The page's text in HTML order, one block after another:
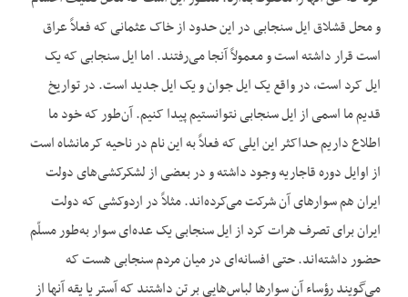
و محل قشلاق ایل سنجابی در این حدود از خاک عثمانی که فعلاً عراق
است قرار داشته است و معمولاً آنجا می‌‌رفتند. اما ایل سنجابی که یک
ایل کرد است، در واقع یک ایل جوان و یک ایل جدید است. در تواریخ
قدیم ما اسمی از ایل سنجابی نتوانستیم پیدا کنیم. آن‌‌طور که خود ما
اطلاع داریم حداکثر این ایلی که فعلاً به این نام در ناحیه کرمانشاه است
از اوایل دوره قاجاریه وجود داشته و در بعضی از لشکرکشی‌‌های دولت
ایران هم سوارهای آن شرکت می‌‌کرده‌‌اند. مثلاً در اردوکشی که دولت
ایران برای تصرف هرات کرد از ایل سنجابی یک عده‌‌ای سوار به‌‌طور مسلّم
حضور داشته‌‌اند. حتی افسانه‌‌ای در میان مردم سنجابی هست که
می‌‌گویند رؤساء آن سوارها لباس‌‌هایی بر تن داشتند که آستر یا یقه آنها از